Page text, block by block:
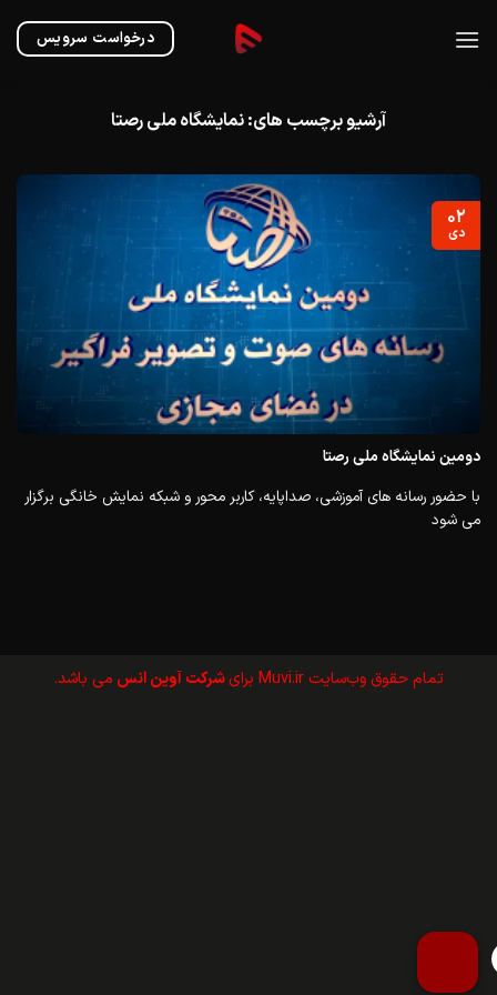
درخواست سرویس
آرشیو برچسب های:نمایشگاه ملی رصتا
دومین نمایشگاه ملی رصتا
با حضور رسانه های آموزشی، صداپایه، کاربر محور و شبکه نمایش خانگی برگزار
می شود
۰۲
دی
تمام حقوق وب‌سايت Muvi.ir برای شرکت آوین انس می باشد.